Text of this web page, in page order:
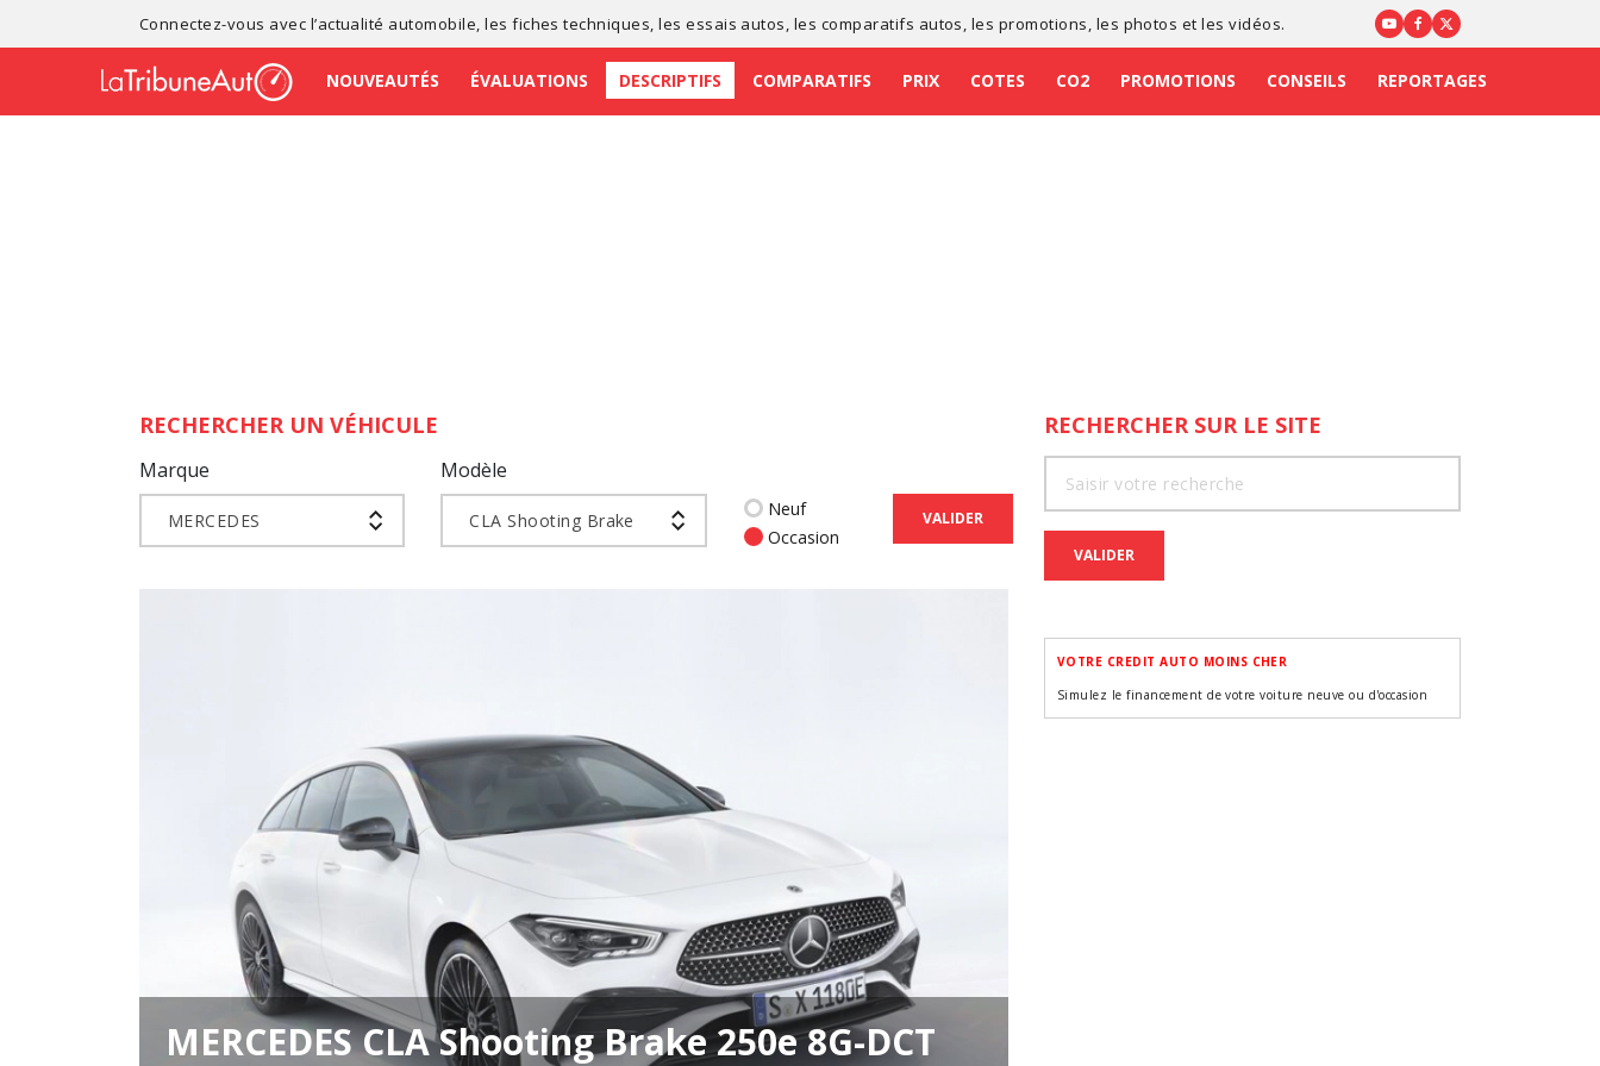
Connectez-vous avec l’actualité automobile , lesfiches techniques , lesessais autos , les comparatifs autos , les promotions , les photos et les vidéos.
NOUVEAUTÉS ÉVALUATIONS DESCRIPTIFS COMPARATIFS PRIX COTES CO2 PROMOTIONS CONSEILS REPORTAGES
RECHERCHER UN VÉHICULE
Marque
MERCEDES
Modèle
CLA Shooting Brake
Neuf
Occasion
VALIDER
MERCEDES CLA Shooting Brake 250e 8G-DCT
RECHERCHER SUR LE SITE
VALIDER
VOTRE CREDIT AUTO MOINS CHER
Simulez le financement de votre voiture neuve ou d'occasion